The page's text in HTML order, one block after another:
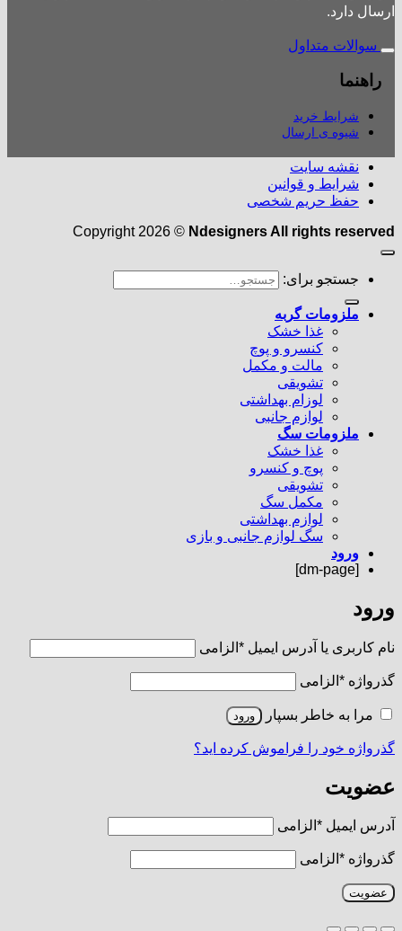
ارسال دارد.
سوالات متداول
راهنما
شرایط خرید
شیوه ی ارسال
نقشه سایت
شرایط و قوانین
حفظ حریم شخصی
Copyright 2026 © Ndesigners All rights reserved
جستجو برای:
ملزومات گربه
غذا خشک
کنسرو و پوچ
مالت و مکمل
تشویقی
لوزام بهداشتی
لوازم جانبی
ملزومات سگ
غذا خشک
پوچ و کنسرو
تشویقی
مکمل سگ
لوازم بهداشتی
سگ لوازم جانبی و بازی
ورود
[dm-page]
ورود
نام کاربری یا آدرس ایمیل * الزامی
گذرواژه * الزامی
مرا به خاطر بسپار ورود
گذرواژه خود را فراموش کرده اید؟
عضویت
آدرس ایمیل * الزامی
گذرواژه * الزامی
عضویت